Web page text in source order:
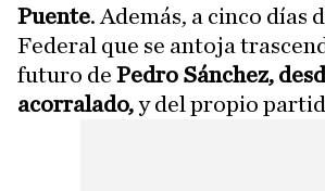
Puente. Además, a cinco días
Federal que se antoja
futuro de Pedro Sánchez,
acorralado,y del propio